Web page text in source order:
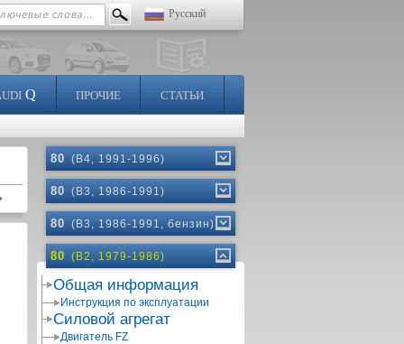
Русский
Q ПРОЧИЕ СТАТЬИ
80 (B4, 1991-1996)
80 (B3, 1986-1991)
80 (B3, 1986-1991, бензин)
80 (B2, 1979-1986)
Общая информация
Инструкция по эксплуатации
Силовой агрегат
Двигатель FZ